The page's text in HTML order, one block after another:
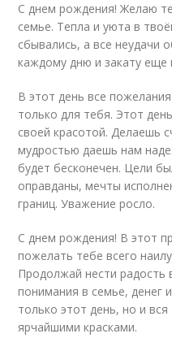
С днем рождения! Желаю
семье. Тепла и уюта в
сбывались, а все неудачи
каждому дню и закату еще
В этот день все
только для тебя. Этот
своей красотой. Делаешь
мудростью даешь нам
будет бесконечен. Цели
оправданы, мечты
границ. Уважение росло.
С днем рождения! В этот
пожелать тебе всего
Продолжай нести радость
понимания в семье, денег
только этот день, но и
ярчайшими красками.